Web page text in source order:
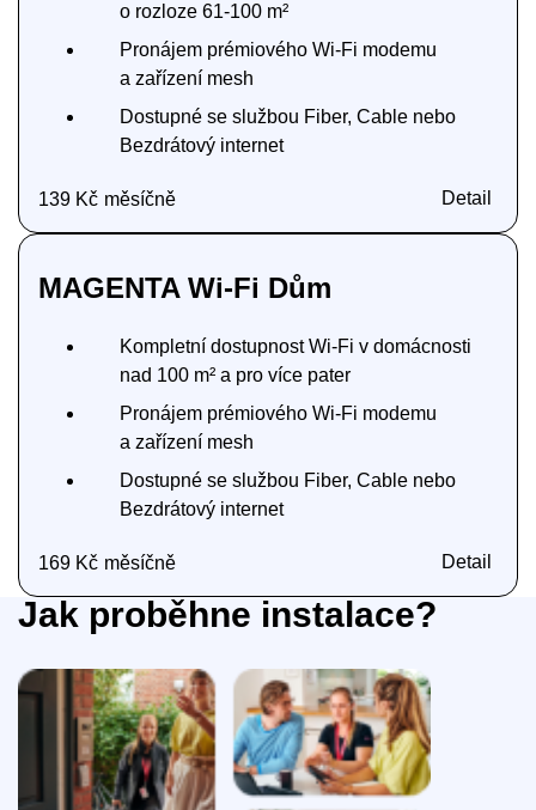
o rozloze 61‑100 m²
Pronájem prémiového Wi‑Fi modemu
a zařízení mesh
Dostupné se službou Fiber, Cable nebo
Bezdrátový internet
139 Kč měsíčně Detail
MAGENTA Wi‑Fi Dům
Kompletní dostupnost Wi‑Fi v domácnosti
nad 100 m² a pro více pater
Pronájem prémiového Wi‑Fi modemu
a zařízení mesh
Dostupné se službou Fiber, Cable nebo
Bezdrátový internet
169 Kč měsíčně Detail
Jak proběhne instalace?